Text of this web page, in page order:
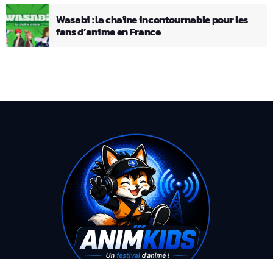
Wasabi : la chaîne incontournable pour les
fans d’anime en France